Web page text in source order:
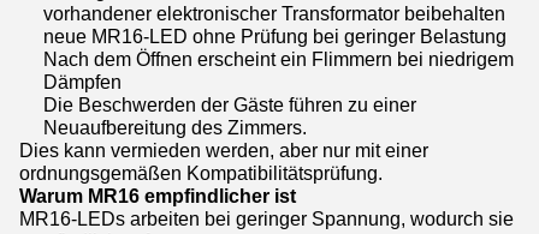
vorhandener elektronischer Transformator beibehalten
neue MR16-LED ohne Prüfung bei geringer Belastung
Nach dem Öffnen erscheint ein Flimmern bei niedrigem
Dämpfen
Die Beschwerden der Gäste führen zu einer
Neuaufbereitung des Zimmers.
Dies kann vermieden werden, aber nur mit einer
ordnungsgemäßen Kompatibilitätsprüfung.
Warum MR16 empfindlicher ist
MR16-LEDs arbeiten bei geringer Spannung, wodurch sie